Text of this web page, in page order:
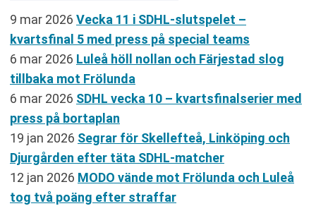
9 mar 2026 Vecka 11 i SDHL-slutspelet –
kvartsfinal 5 med press på special teams
6 mar 2026 Luleå höll nollan och Färjestad slog
tillbaka mot Frölunda
6 mar 2026 SDHL vecka 10 – kvartsfinalserier med
press på bortaplan
19 jan 2026 Segrar för Skellefteå, Linköping och
Djurgården efter täta SDHL-matcher
12 jan 2026 MODO vände mot Frölunda och Luleå
tog två poäng efter straffar